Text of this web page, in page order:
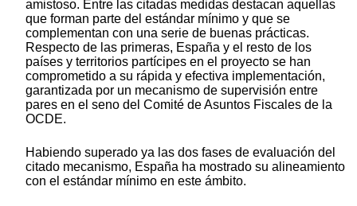
amistoso. Entre las citadas medidas destacan aquellas
que forman parte del estándar mínimo y que se
complementan con una serie de buenas prácticas.
Respecto de las primeras, España y el resto de los
países y territorios partícipes en el proyecto se han
comprometido a su rápida y efectiva implementación,
garantizada por un mecanismo de supervisión entre
pares en el seno del Comité de Asuntos Fiscales de la
OCDE.
Habiendo superado ya las dos fases de evaluación del
citado mecanismo, España ha mostrado su alineamiento
con el estándar mínimo en este ámbito.